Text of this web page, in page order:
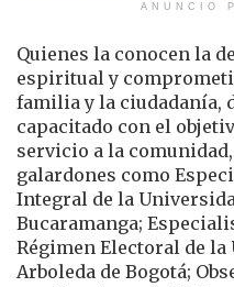
ANUNCIO
Quienes la conocen la
espiritual y
familia y la ciudadanía,
capacitado con el
servicio a la
galardones como
Integral de la
Bucaramanga;
Régimen Electoral de
Arboleda de Bogotá;